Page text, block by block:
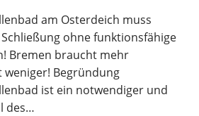
am Osterdeich muss
ohne funktionsfähige
Bremen braucht mehr
weniger! Begründung
ist ein notwendiger und
des…